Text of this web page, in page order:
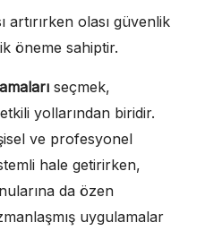
olası güvenlik
öneme sahiptir.
seçmek,
yollarından biridir.
ve profesyonel
hale getirirken,
da özen
uygulamalar